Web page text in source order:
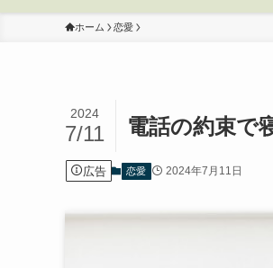
ホーム 恋愛
電話の約束で
2024
7/11
広告 恋愛 2024年7月11日